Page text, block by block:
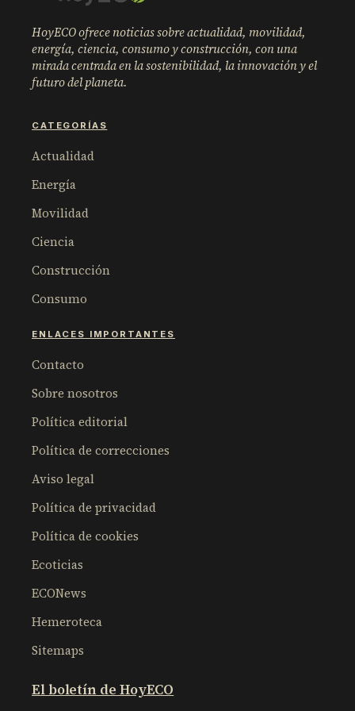
HoyECO ofrece noticias sobre actualidad, movilidad,
energía, ciencia, consumo y construcción, con una
mirada centrada en la sostenibilidad, la innovación y el
futuro del planeta.
CATEGORÍAS
Actualidad
Energía
Movilidad
Ciencia
Construcción
Consumo
ENLACES IMPORTANTES
Contacto
Sobre nosotros
Política editorial
Política de correcciones
Aviso legal
Política de privacidad
Política de cookies
Ecoticias
ECONews
Hemeroteca
Sitemaps
El boletín de HoyECO